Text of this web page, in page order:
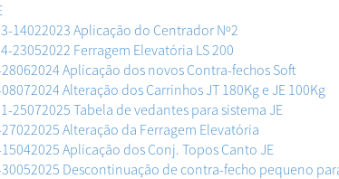
14022023 Aplicação do Centrador Nº2
23052022 Ferragem Elevatória LS 200
28062024 Aplicação dos novos Contra-fechos Soft
08072024 Alteração dos Carrinhos JT 180Kg e JE 100Kg
25072025 Tabela de vedantes para sistema JE
27022025 Alteração da Ferragem Elevatória
15042025 Aplicação dos Conj. Topos Canto JE
30052025 Descontinuação de contra-fecho pequeno